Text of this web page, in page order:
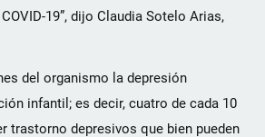
19”, dijo Claudia Sotelo Arias,
del organismo la depresión
infantil; es decir, cuatro de cada 10
trastorno depresivos que bien pueden